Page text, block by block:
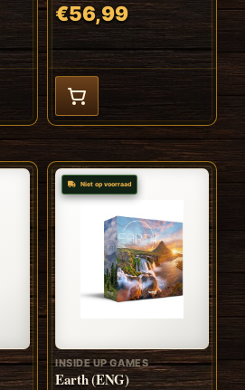
€56,99
Niet op voorraad
INSIDE UP GAMES
Earth (ENG)